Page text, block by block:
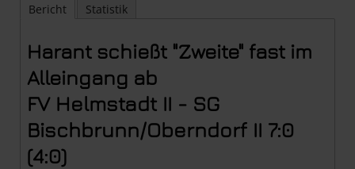
Bericht Statistik
Harant schießt "Zweite" fast im
Alleingang ab
FV Helmstadt II - SG
Bischbrunn/Oberndorf II 7:0
(4:0)